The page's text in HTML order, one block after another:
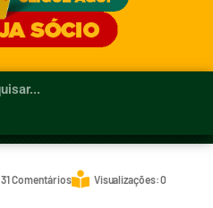
31 Comentários Visualizações: 0